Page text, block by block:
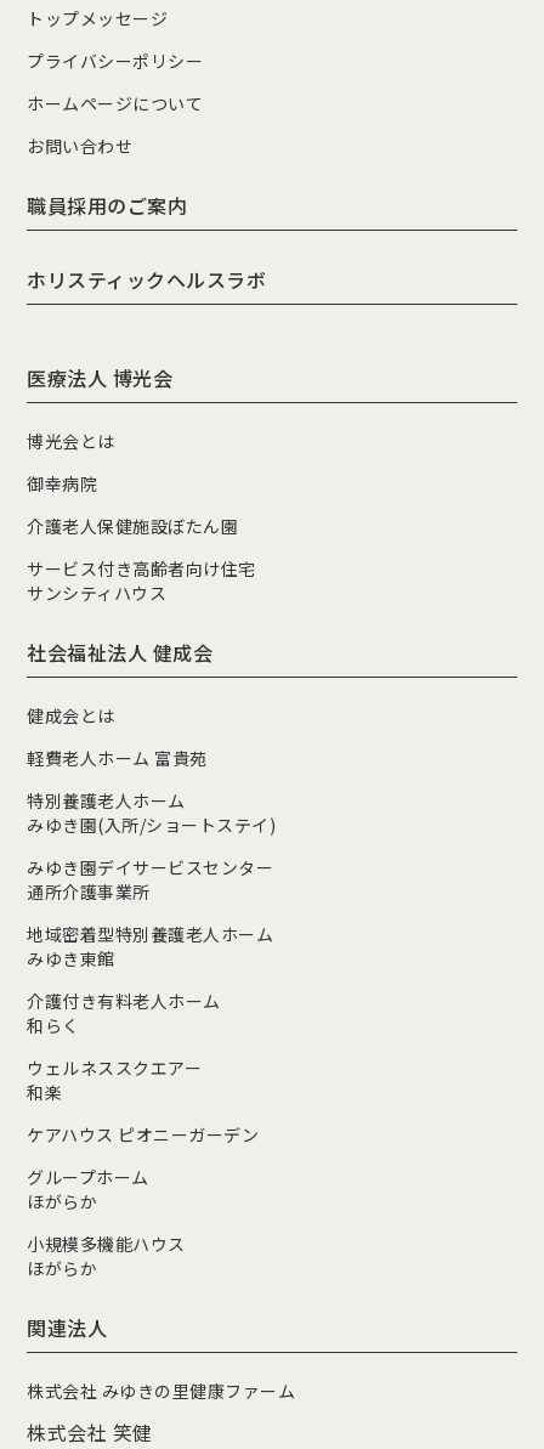
トップメッセージ
プライバシーポリシー
ホームページについて
お問い合わせ
職員採用のご案内
ホリスティックヘルスラボ
医療法人 博光会
博光会とは
御幸病院
介護老人保健施設ぼたん園
サービス付き高齢者向け住宅
サンシティハウス
社会福祉法人 健成会
健成会とは
軽費老人ホーム 富貴苑
特別養護老人ホーム
みゆき園(入所/ショートステイ)
みゆき園デイサービスセンター
通所介護事業所
地域密着型特別養護老人ホーム
みゆき東館
介護付き有料老人ホーム
和らく
ウェルネススクエアー
和楽
ケアハウス ピオニーガーデン
グループホーム
ほがらか
小規模多機能ハウス
ほがらか
関連法人
株式会社 みゆきの里健康ファーム
株式会社 笑健